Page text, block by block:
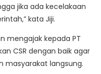
jika ada kecelakaan
kata Jiji.
mengajak kepada PT
CSR dengan baik agar
masyarakat langsung.